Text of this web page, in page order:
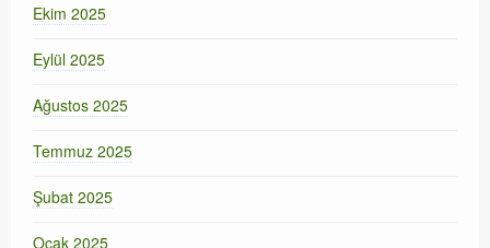
Ekim 2025
Eylül 2025
Ağustos 2025
Temmuz 2025
Şubat 2025
Ocak 2025